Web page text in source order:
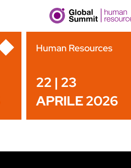
Human Resources
22 | 23
APRILE 2026